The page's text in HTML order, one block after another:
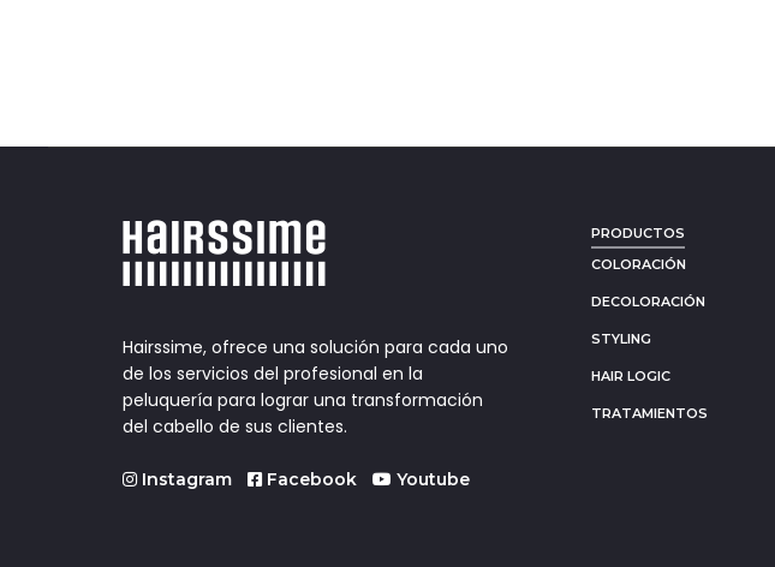
Hairssime, ofrece una solución para cada uno
de los servicios del profesional en la
peluquería para lograr una transformación
del cabello de sus clientes.
Instagram Facebook Youtube
PRODUCTOS
COLORACIÓN
DECOLORACIÓN
STYLING
HAIR LOGIC
TRATAMIENTOS